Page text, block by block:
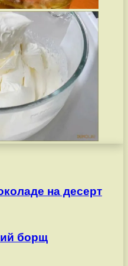
на десерт
борщ